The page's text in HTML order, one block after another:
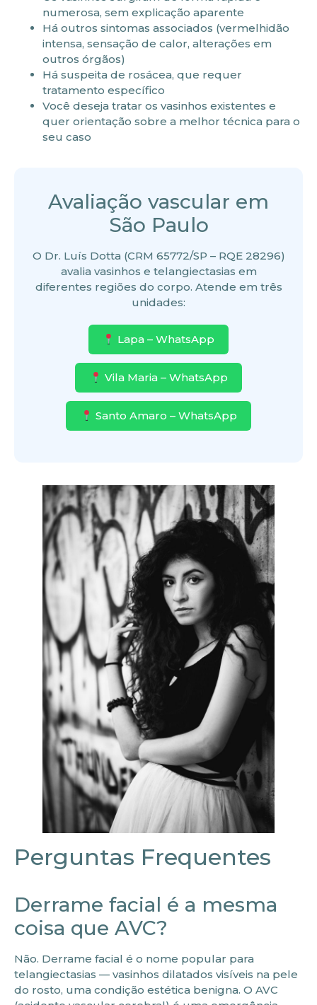
numerosa, sem explicação aparente
Há outros sintomas associados (vermelhidão
intensa, sensação de calor, alterações em
outros órgãos)
Há suspeita de rosácea, que requer
tratamento específico
Você deseja tratar os vasinhos existentes e
quer orientação sobre a melhor técnica para o
seu caso
Avaliação vascular em
São Paulo
O Dr. Luís Dotta (CRM 65772/SP – RQE 28296)
avalia vasinhos e telangiectasias em
diferentes regiões do corpo. Atende em três
unidades:
Lapa – WhatsApp
Vila Maria – WhatsApp
Santo Amaro – WhatsApp
Perguntas Frequentes
Derrame facial é a mesma
coisa que AVC?
Não. Derrame facial é o nome popular para
telangiectasias — vasinhos dilatados visíveis na pele
do rosto, uma condição estética benigna. O AVC